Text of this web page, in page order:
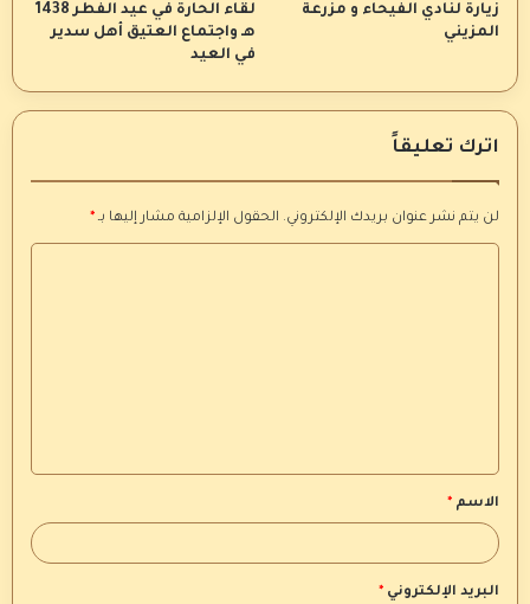
زيارة لنادي الفيحاء و مزرعة
المزيني
لقاء الحارة في عيد الفطر 1438
هـ واجتماع العتيق أهل سدير
في العيد
اترك تعليقاً
لن يتم نشر عنوان بريدك الإلكتروني. الحقول الإلزامية مشار إليها بـ *
ق
*الاسم *
البريد الإلكتروني *